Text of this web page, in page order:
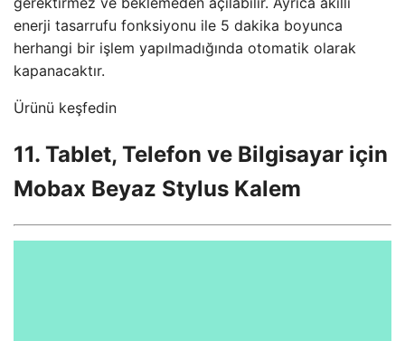
enerji tasarrufu fonksiyonu ile 5 dakika boyunca
herhangi bir işlem yapılmadığında otomatik olarak
kapanacaktır.
Ürünü keşfedin
11. Tablet, Telefon ve Bilgisayar için
Mobax Beyaz Stylus Kalem